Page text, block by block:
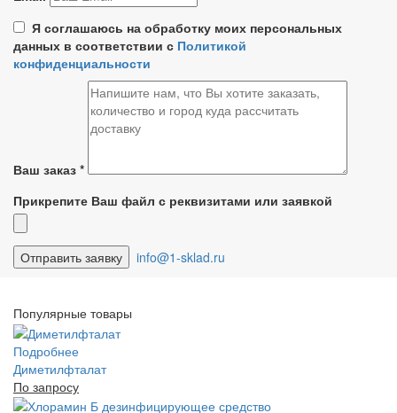
Я соглашаюсь на обработку моих персональных
данных в соответствии с Политикой
конфиденциальности
Ваш заказ *
Прикрепите Ваш файл с реквизитами или заявкой
info@1-sklad.ru
Популярные товары
Подробнее
Диметилфталат
По запросу